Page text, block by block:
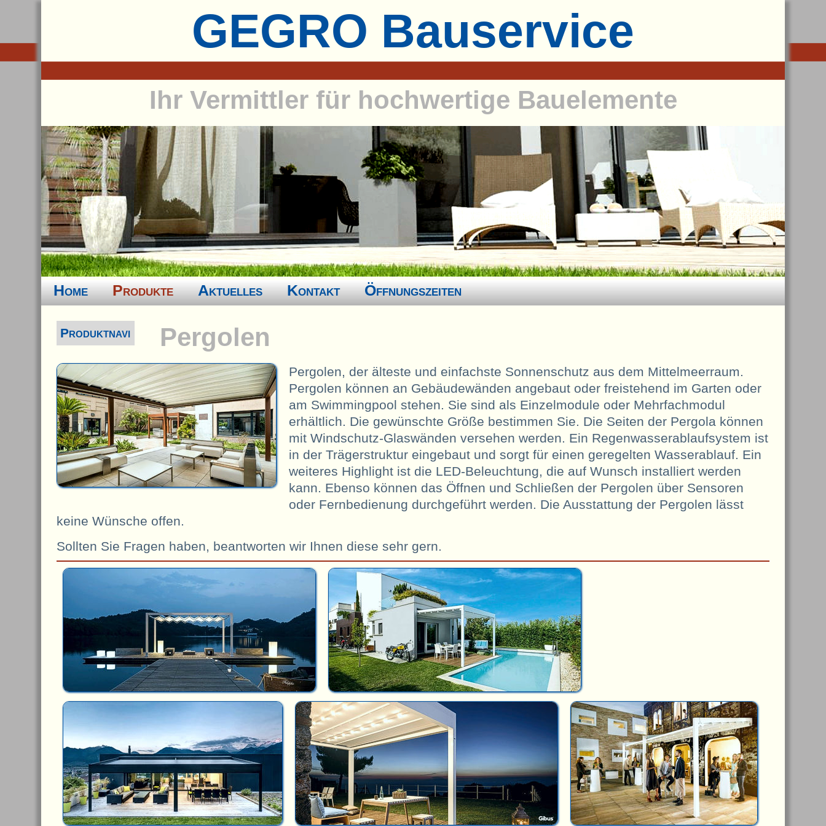
GEGRO Bauservice
Ihr Vermittler für hochwertige Bauelemente
Home Produkte Aktuelles Kontakt Öffnungszeiten
Produktnavi Pergolen
Pergolen, der älteste und einfachste Sonnenschutz aus dem Mittelmeerraum.
Pergolen können an Gebäudewänden angebaut oder freistehend im Garten oder
am Swimmingpool stehen. Sie sind als Einzelmodule oder Mehrfachmodul
erhältlich. Die gewünschte Größe bestimmen Sie. Die Seiten der Pergola können
mit Windschutz-Glaswänden versehen werden. Ein Regenwasserablaufsystem ist
in der Trägerstruktur eingebaut und sorgt für einen geregelten Wasserablauf. Ein
weiteres Highlight ist die LED-Beleuchtung, die auf Wunsch installiert werden
kann. Ebenso können das Öffnen und Schließen der Pergolen über Sensoren
oder Fernbedienung durchgeführt werden. Die Ausstattung der Pergolen lässt
keine Wünsche offen.
Sollten Sie Fragen haben, beantworten wir Ihnen diese sehr gern.